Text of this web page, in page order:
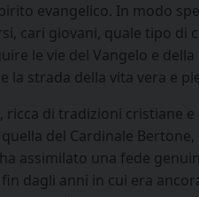
evangelico. In modo
cari giovani, quale tipo
le vie del Vangelo e
la strada della vita vera e
di tradizioni cristiane
del Cardinale
assimilato una fede
dagli anni in cui era